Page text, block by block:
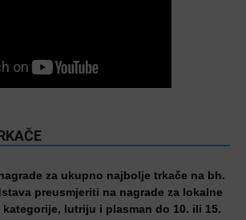
za ukupno najbolje trkače na bh.
preusmjeriti na nagrade za lokalne
lutriju i plasman do 10. ili 15.